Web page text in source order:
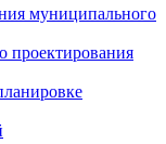
муниципального
проектирования